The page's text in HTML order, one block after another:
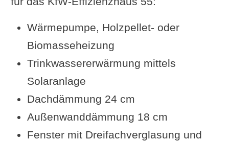
Wärmepumpe, Holzpellet- oder
Biomasseheizung
Trinkwassererwärmung mittels
Solaranlage
Dachdämmung 24 cm
Außenwanddämmung 18 cm
Fenster mit Dreifachverglasung und